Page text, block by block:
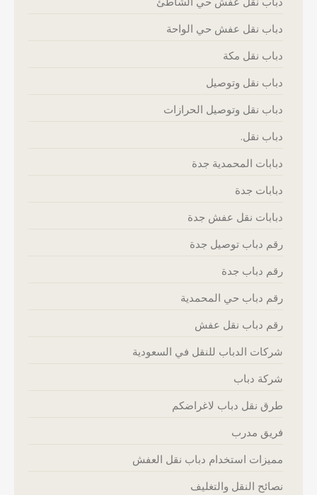
دباب نقل عفش حي الواحة
دباب نقل مكة
دباب نقل وتوصيل
دباب نقل وتوصيل الحرازات
دباب نقل.
دبابات المحمدية جدة
دبابات جدة
دبابات نقل عفش جدة
رقم دباب توصيل جدة
رقم دباب جدة
رقم دباب حي المحمدية
رقم دباب نقل عفش
شركات الدباب للنقل في السعودية
شركة دباب
طرق نقل دباب لاغراضكم
فريق مدرب
مميزات استخدام دباب نقل العفش
نصائح النقل والتغليف